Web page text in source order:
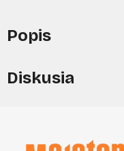
Popis
Diskusia